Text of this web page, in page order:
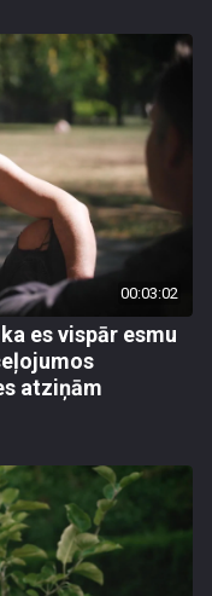
00:03:02
es vispār esmu
atziņām